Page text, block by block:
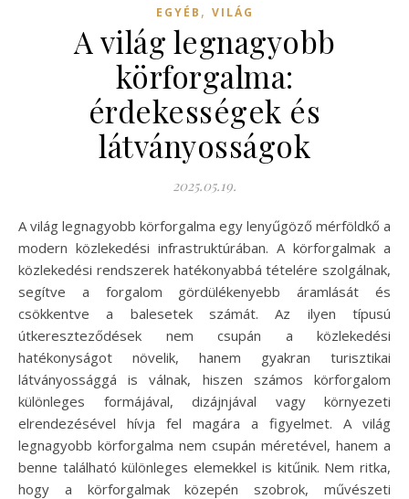
EGYÉB , VILÁG
A világ legnagyobb
körforgalma:
érdekességek és
látványosságok
2025.05.19.
A világ legnagyobb körforgalma egy lenyűgöző mérföldkő a
modern közlekedési infrastruktúrában. A körforgalmak a
közlekedési rendszerek hatékonyabbá tételére szolgálnak,
segítve a forgalom gördülékenyebb áramlását és
csökkentve a balesetek számát. Az ilyen típusú
útkereszteződések nem csupán a közlekedési
hatékonyságot növelik, hanem gyakran turisztikai
látványossággá is válnak, hiszen számos körforgalom
különleges formájával, dizájnjával vagy környezeti
elrendezésével hívja fel magára a figyelmet. A világ
legnagyobb körforgalma nem csupán méretével, hanem a
benne található különleges elemekkel is kitűnik. Nem ritka,
hogy a körforgalmak közepén szobrok, művészeti